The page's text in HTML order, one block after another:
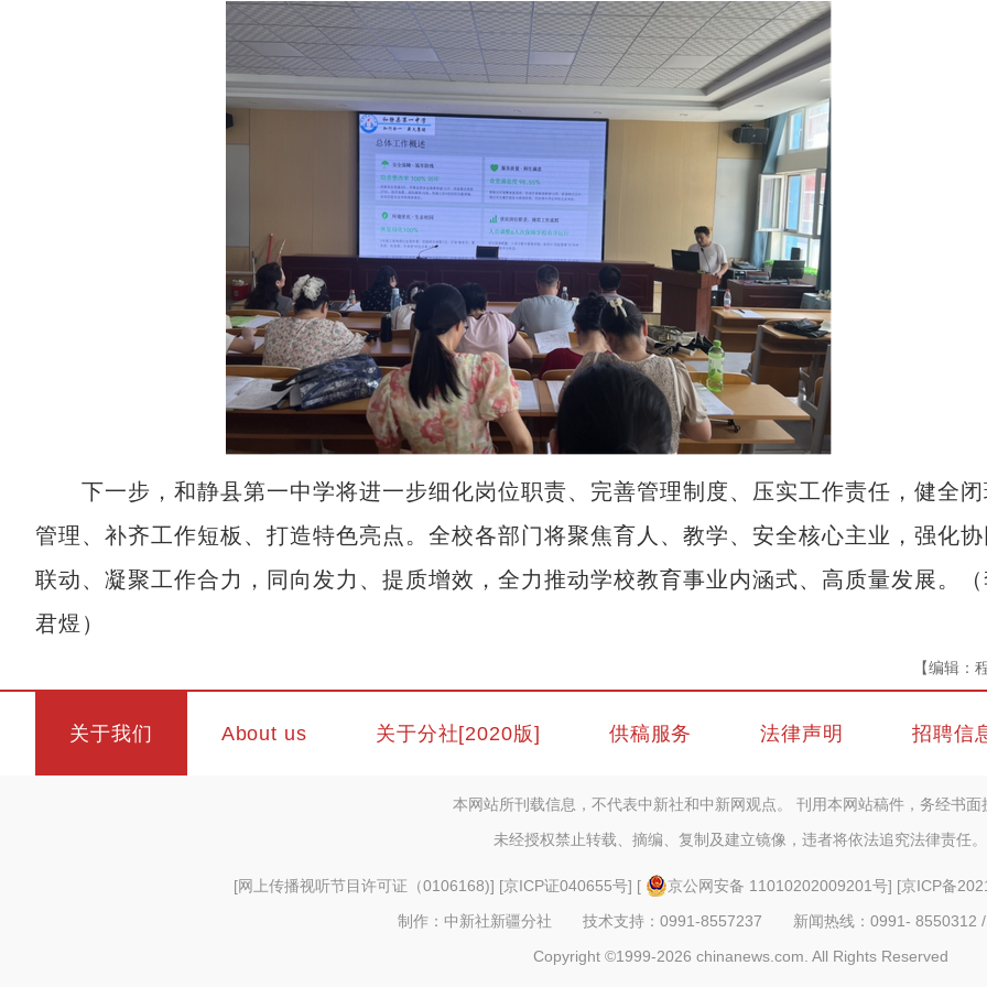
下一步，和静县第一中学将进一步细化岗位职责、完善管理制度、压实工作责任，健全
管理、补齐工作短板、打造特色亮点。全校各部门将聚焦育人、教学、安全核心主业，强化
联动、凝聚工作合力，同向发力、提质增效，全力推动学校教育事业内涵式、高质量发展。
君煜）
【编辑：
关于我们 About us 关于分社[2020版] 供稿服务 法律声明 招聘信
本网站所刊载信息，不代表中新社和中新网观点。 刊用本网站稿件，务经书面
未经授权禁止转载、摘编、复制及建立镜像，违者将依法追究法律责任。
[网上传播视听节目许可证（0106168)] [京ICP证040655号] [ 京公网安备 11010202009201号] [京ICP备
制作：中新社新疆分社 技术支持：0991-8557237 新闻热线：0991-
Copyright ©1999-2026 chinanews.com. All Rights Reserved